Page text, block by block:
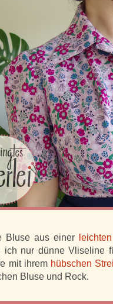
Bluse aus einer
ich nur dünne Vliseline
mit ihrem hübschen
Bluse und Rock.